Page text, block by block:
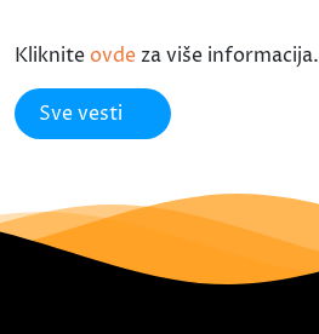
Kliknite ovde za više informacija.
Sve vesti